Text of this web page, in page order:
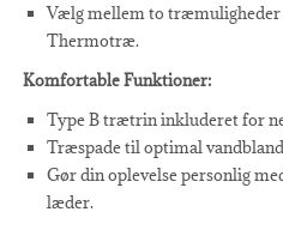
Vælg mellem to
Thermotræ.
Komfortable Funktioner:
Type B trætrin inkluderet for
Træspade til optimal
Gør din oplevelse personlig
læder.